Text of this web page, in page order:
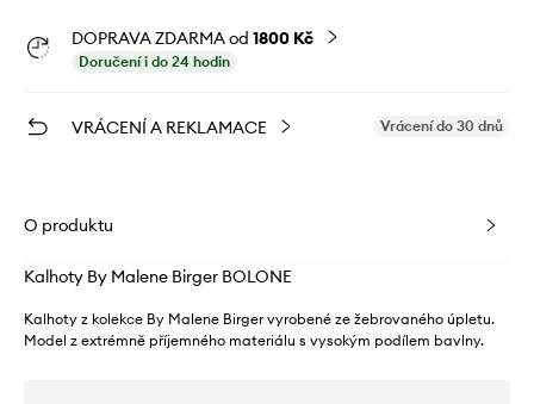
DOPRAVA ZDARMA od 1800 Kč
Doručení i do 24 hodin
VRÁCENÍ A REKLAMACE Vrácení do 30 dnů
O produktu
Kalhoty By Malene Birger BOLONE
Kalhoty z kolekce By Malene Birger vyrobené ze žebrovaného úpletu.
Model z extrémně příjemného materiálu s vysokým podílem bavlny.